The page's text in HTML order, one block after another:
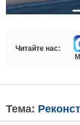
Читайте нас:
Тема: